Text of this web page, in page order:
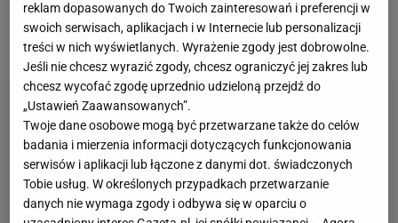
dobre prostopadłe podanie i przelobował
wychodzącego z bramki Bartłomieja Drągowskiego.
reklam dopasowanych do Twoich zainteresowań i preferencji w
swoich serwisach, aplikacjach i w Internecie lub personalizacji
treści w nich wyświetlanych. Wyrażenie zgody jest dobrowolne.
Jeśli nie chcesz wyrazić zgody, chcesz ograniczyć jej zakres lub
chcesz wycofać zgodę uprzednio udzieloną przejdź do
„Ustawień Zaawansowanych”.
Twoje dane osobowe mogą być przetwarzane także do celów
badania i mierzenia informacji dotyczących funkcjonowania
serwisów i aplikacji lub łączone z danymi dot. świadczonych
Tobie usług. W określonych przypadkach przetwarzanie
danych nie wymaga zgody i odbywa się w oparciu o